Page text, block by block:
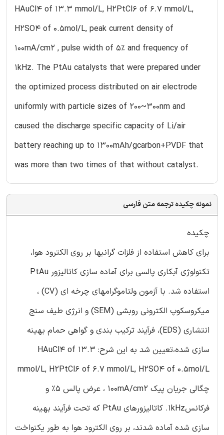
HAuCl4 of 13.3 mmol/L, H2PtCl6 of 6.7 mmol/L,
H2SO4 of 0.5mol/L, peak current density of
100mA/cm2 , pulse width of 5% and frequency of
1kHz. The PtAu catalysts that were prepared under
the optimized process distributed on air electrode
uniformly with particle sizes of 200~300nm and
caused the discharge specific capacity of Li/air
battery reaching up to 1300mAh/gcarbon+PVDF that
was more than two times of that without catalyst.
نمونه چکیده ترجمه متن فارسی
چکیده
برای کاهش استفاده از فلزات گرانبها بر روی الکترود هوا،
تکنولوژی آبکاری پالسی برای آماده سازی کاتالیزور PtAu
استفاده شد. با آزمون ولتاموگرامهای چرخه ای (CV) ،
میکروسکوپ الکترونی روبشی (SEM) و انرژی طیف سنج
انتشاری (EDS)، فرآیند ترکیب بندی و گواهی حمام بهینه
سازی شده،تعیین شد به این شرح: HAuCl4 of 13.3
mmol/L, H2PtCl6 of 6.7 mmol/L, H2SO4 of 0.5mol/L
چگالی جریان پیک 100mA/cm2 ، عرض پالس 5٪ و
فرکانس1kHz. کاتالیزورهای PtAu که تحت فرآیند بهینه
سازی شده آماده شدند، بر روی الکترود هوا به طور یکنواخت